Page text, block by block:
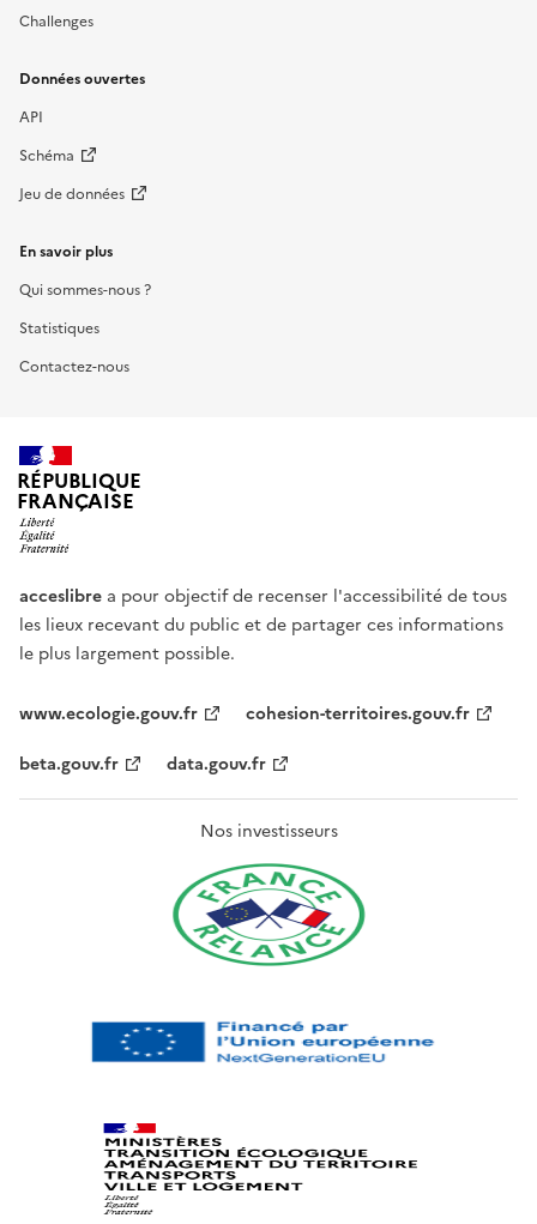
Challenges
Données ouvertes
API
Schéma
Jeu de données
En savoir plus
Qui sommes-nous ?
Statistiques
Contactez-nous
RÉPUBLIQUE
FRANÇAISE
acceslibre a pour objectif de recenser l'accessibilité de tous
les lieux recevant du public et de partager ces informations
le plus largement possible.
www.ecologie.gouv.fr
cohesion-territoires.gouv.fr
beta.gouv.fr
data.gouv.fr
Nos investisseurs